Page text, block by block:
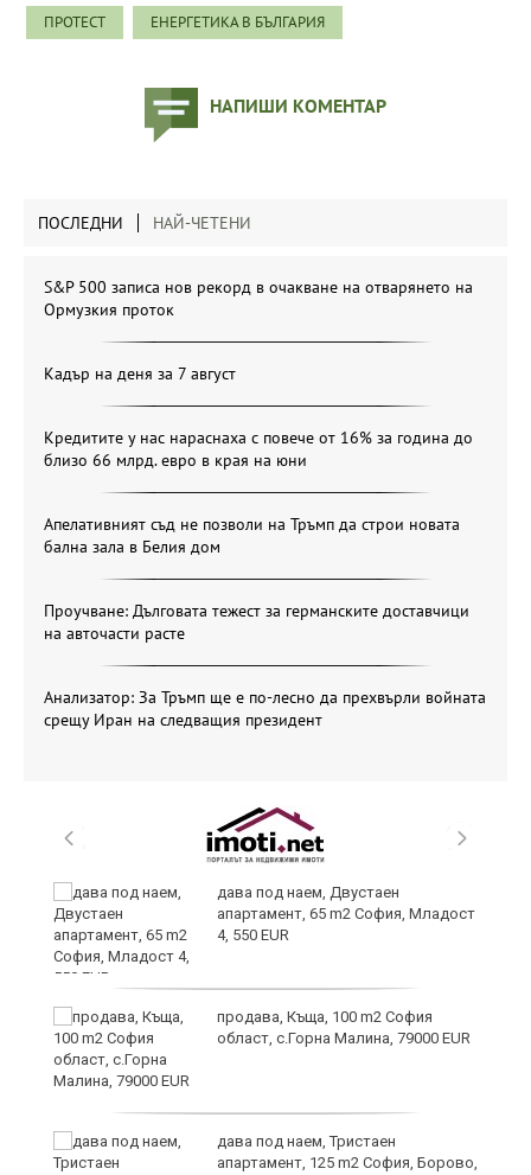
ПРОТЕСТ ЕНЕРГЕТИКА В БЪЛГАРИЯ
НАПИШИ КОМЕНТАР
ПОСЛЕДНИ НАЙ-ЧЕТЕНИ
S&P 500 записа нов рекорд в очакване на отварянето на
Ормузкия проток
Кадър на деня за 7 август
Кредитите у нас нараснаха с повече от 16% за година до
близо 66 млрд. евро в края на юни
Апелативният съд не позволи на Тръмп да строи новата
бална зала в Белия дом
Проучване: Дълговата тежест за германските доставчици
на авточасти расте
Анализатор: За Тръмп ще е по-лесно да прехвърли войната
срещу Иран на следващия президент
дава под наем, Двустаен
апартамент, 65 m2 София, Младост
4, 550 EUR
продава, Къща, 100 m2 София
област, с.Горна Малина, 79000 EUR
дава под наем, Тристаен
апартамент, 125 m2 София, Борово,